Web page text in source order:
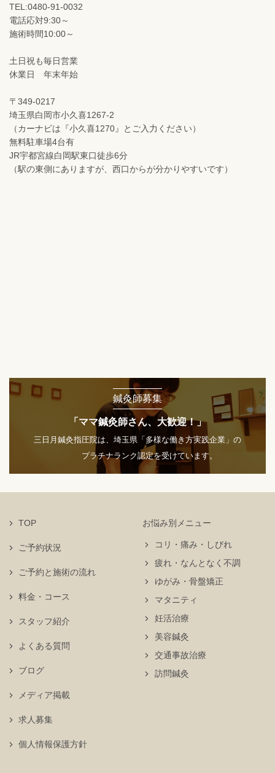
TEL:0480-91-0032
電話応対9:30～
施術時間10:00～
土日祝も毎日営業
休業日 年末年始
〒349-0217
埼玉県白岡市小久喜1267-2
（カーナビは『小久喜1270』とご入力ください）
無料駐車場4台有
JR宇都宮線白岡駅東口徒歩6分
（駅の東側にありますが、西口からが分かりやすいです）
鍼灸師募集
「ママ鍼灸師さん、大歓迎！」
三日月鍼灸指圧院は、埼玉県「多様な働き方実践企業」の
プラチナランク認定を受けています。
TOP
ご予約状況
お悩み別メニュー
コリ・痛み・しびれ
疲れ・なんとなく不調
ゆがみ・骨盤矯正
マタニティ
妊活治療
美容鍼灸
交通事故治療
訪問鍼灸
ご予約と施術の流れ
料金・コース
スタッフ紹介
よくある質問
ブログ
メディア掲載
求人募集
個人情報保護方針